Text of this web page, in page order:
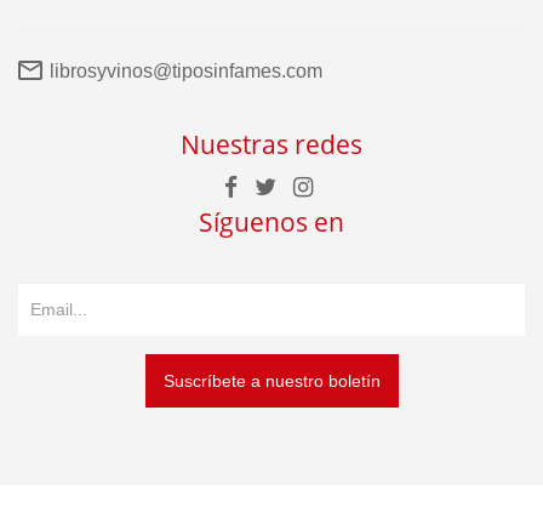
librosyvinos@tiposinfames.com
Nuestras redes
Síguenos en
Suscríbete a nuestro boletín